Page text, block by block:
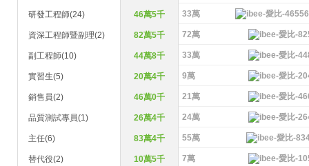
研發工程師(24) 46萬5千 33萬
資深工程師暨副理(2) 82萬5千 72萬
副工程師(10) 44萬8千 33萬
實習生(5) 20萬4千 9萬
銷售員(2) 46萬0千 21萬
品質測試專員(1) 26萬4千 24萬
主任(6) 83萬4千 55萬
替代役(2) 10萬5千 7萬